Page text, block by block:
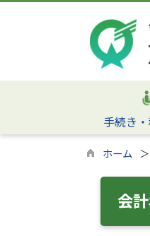
手続き
ホーム
会